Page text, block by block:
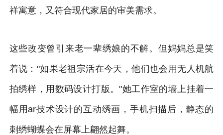
祥寓意，又符合现代家居的审美需求。
这些改变曾引来老一辈绣娘的不解。但妈妈总是笑
着说："如果老祖宗活在今天，他们也会用无人机航
拍绣样，用数码设计打版。"她工作室的墙上挂着一
幅用ar技术设计的互动绣画，手机扫描后，静态的
刺绣蝴蝶会在屏幕上翩然起舞。